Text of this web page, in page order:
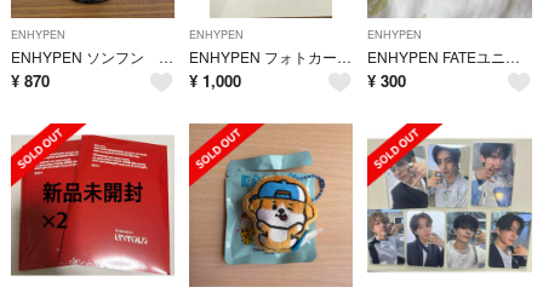
ENHYPEN
ENHYPEN ソンフン アクリルスタンド アクスタ
¥ 870
ENHYPEN
ENHYPEN フォトカードセット 献血
¥ 1,000
ENHYPEN
ENHYPEN FATEユニットトレカ ※8月末まで
¥ 300